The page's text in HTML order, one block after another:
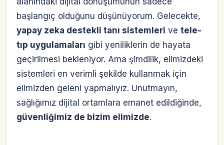
başlangıç olduğunu düşünüyorum. Gelecekte,
yapay zeka destekli tanı sistemleri ve tele-
tıp uygulamaları gibi yeniliklerin de hayata
geçirilmesi bekleniyor. Ama şimdilik, elimizdeki
sistemleri en verimli şekilde kullanmak için
elimizden geleni yapmalıyız. Unutmayın,
sağlığımız dijital ortamlara emanet edildiğinde,
güvenliğimiz de bizim elimizde.